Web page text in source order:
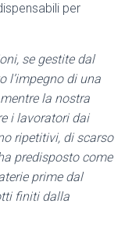
per
se gestite dal
l’impegno di una
la nostra
i lavoratori dai
ripetitivi, di scarso
predisposto come
prime dal
finiti dalla